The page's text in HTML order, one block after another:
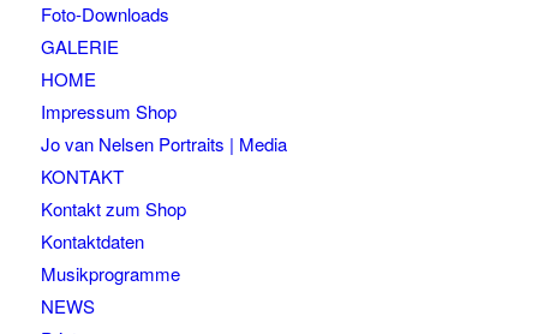
Foto-Downloads
GALERIE
HOME
Impressum Shop
Jo van Nelsen Portraits | Media
KONTAKT
Kontakt zum Shop
Kontaktdaten
Musikprogramme
NEWS